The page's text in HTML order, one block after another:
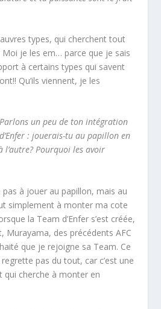
types, qui cherchent tout
Moi je les em… parce que je sais
à certains types qui savent
Qu’ils viennent, je les
un peu de ton intégration
: jouerais-tu au papillon en
l’autre? Pourquoi les avoir
à jouer au papillon, mais au
simplement à monter ma cote
la Team d’Enfer s’est créée,
Murayama, des précédents AFC
que je rejoigne sa Team. Ce
pas du tout, car c’est une
cherche à monter en